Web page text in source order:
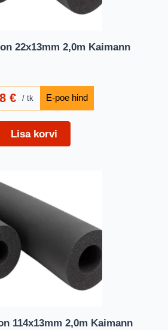
22x13mm 2,0m Kaimann
€ tk
Lisa korvi
114x13mm 2,0m Kaimann